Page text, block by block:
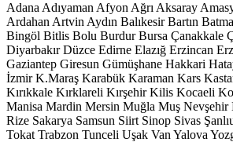
Adana Adıyaman Afyon Ağrı Aksaray
Ardahan Artvin Aydın Balıkesir Bartın
Bingöl Bitlis Bolu Burdur Bursa Çanakkale
Diyarbakır Düzce Edirne Elazığ Erzincan
Gaziantep Giresun Gümüşhane Hakkari
İzmir K.Maraş Karabük Karaman Kars
Kırıkkale Kırklareli Kırşehir Kilis Kocaeli
Manisa Mardin Mersin Muğla Muş Nevşehir
Rize Sakarya Samsun Siirt Sinop Sivas
Tokat Trabzon Tunceli Uşak Van Yalova